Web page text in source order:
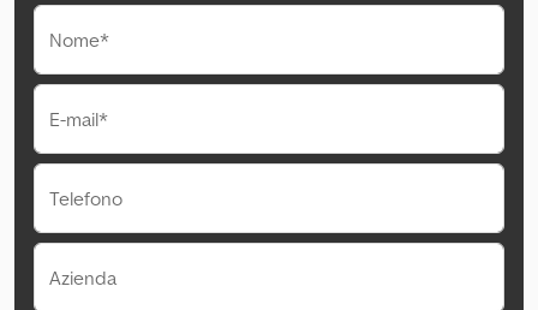
Nome*
E-mail*
Telefono
Azienda